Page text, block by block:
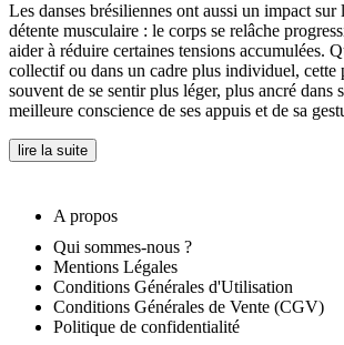
Les danses brésiliennes ont aussi un impact sur
détente musculaire : le corps se relâche
aider à réduire certaines tensions accumulées.
collectif ou dans un cadre plus individuel, cette
souvent de se sentir plus léger, plus ancré dans
meilleure conscience de ses appuis et de sa
lire la suite
A propos
Qui sommes-nous ?
Mentions Légales
Conditions Générales d'Utilisation
Conditions Générales de Vente (CGV)
Politique de confidentialité